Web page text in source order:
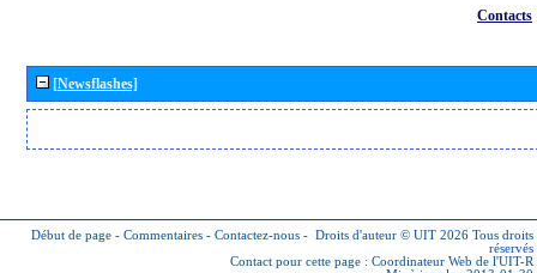
Contacts
[Newsflashes]
Début de page - Commentaires - Contactez-nous - Droits d'auteur © UIT 2026 Tous droits
réservés
Contact pour cette page : Coordinateur Web de l'UIT-R